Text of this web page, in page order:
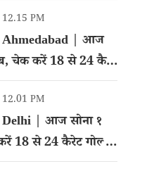
12.15 PM
Ahmedabad | आज
चेक करें 18 से 24 कैरेट
12.01 PM
Delhi | आज सोना १
18 से 24 कैरेट गोल्ड